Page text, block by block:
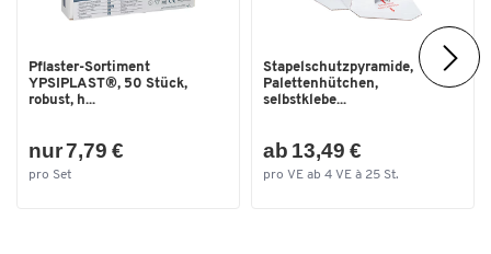
Pflaster-Sortiment
YPSIPLAST®, 50 Stück,
robust, h...
nur 7,79 €
pro Set
Stapelschutzpyramide,
Palettenhütchen,
selbstklebe...
ab 13,49 €
pro VE ab 4 VE à 25 St.